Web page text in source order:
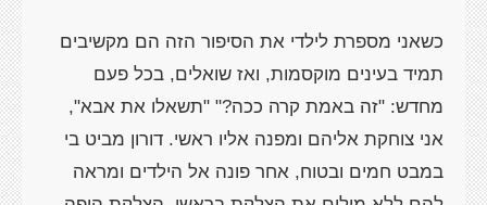
כשאני מספרת לילדי את הסיפור הזה הם מקשיבים
תמיד בעינים מוקסמות, ואז שואלים, בכל פעם
מחדש: "זה באמת קרה ככה?" "תשאלו את אבא",
אני צוחקת אליהם ומפנה אליו ראשי. דורון מביט בי
במבט חמים ובטוח, אחר פונה אל הילדים ומראה